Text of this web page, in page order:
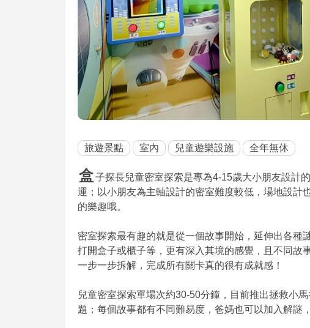
旅遊景點 室內 兒童遊樂設施 全年無休
盒子探長兒童密室探索是專為4-15歲大小朋友設計
運；以小朋友為主軸設計的密室難度較低，場地設計
的樂趣哦。
密室探索最有趣的就是從一個故事開始，延伸出各種
打開盒子或櫃子等，更有深入其境的感覺，且不同故
一步一步拆解，完成所有關卡真的很有成就感！
兒童密室探索單場次約30-50分鐘，目前推出拯救小
題；每個故事都有不同難易度，爸媽也可以加入解謎